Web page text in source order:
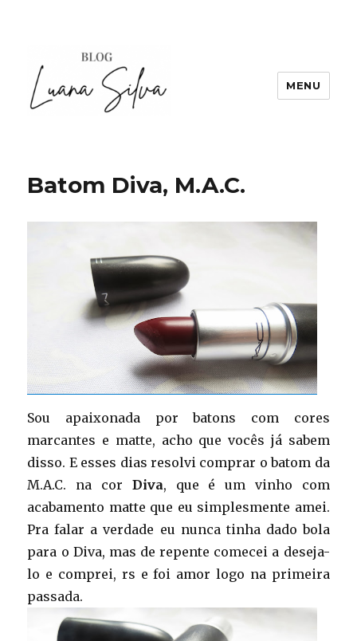
MENU
Batom Diva, M.A.C.
Sou apaixonada por batons com cores
marcantes e matte, acho que vocês já sabem
disso. E esses dias resolvi comprar o batom da
M.A.C. na cor Diva, que é um vinho com
acabamento matte que eu simplesmente amei.
Pra falar a verdade eu nunca tinha dado bola
para o Diva, mas de repente comecei a deseja-
lo e comprei, rs e foi amor logo na primeira
passada.